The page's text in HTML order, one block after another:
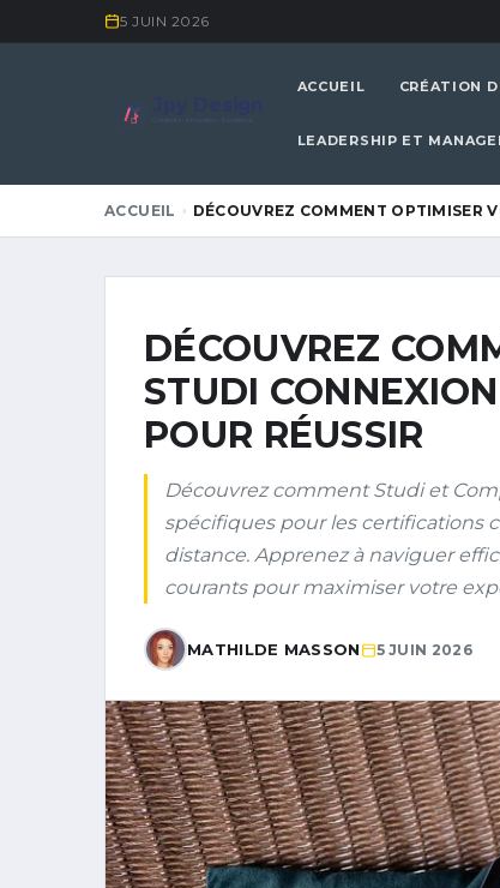
5 JUIN 2026
Créativité • Innovation • Excellence
ACCUEIL CRÉATION
LEADERSHIP ET
ACCUEIL DÉCOUVREZ COMMENT OPTIMISER
DÉCOUVREZ
STUDI
POUR RÉUSSIR
Découvrez comment Studi et
spécifiques pour les certifications
distance. Apprenez à naviguer
courants pour maximiser votre
MATHILDE MASSON 5 JUIN 2026